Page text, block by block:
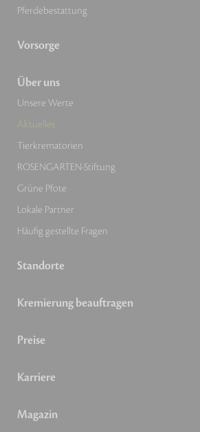
Pferdebestattung
Vorsorge
Über uns
Unsere Werte
Aktuelles
Tierkrematorien
ROSENGARTEN-Stiftung
Grüne Pfote
Lokale Partner
Häufig gestellte Fragen
Standorte
Kremierung beauftragen
Preise
Karriere
Magazin